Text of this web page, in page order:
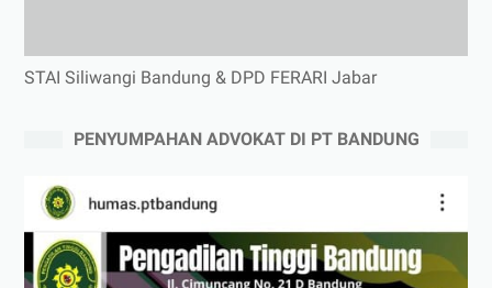
STAI Siliwangi Bandung & DPD FERARI Jabar
PENYUMPAHAN ADVOKAT DI PT BANDUNG